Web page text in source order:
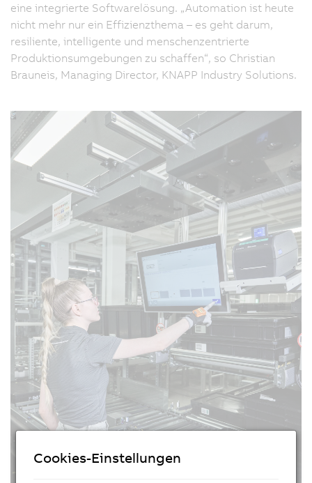
eine integrierte Softwarelösung. „Automation ist heute
nicht mehr nur ein Effizienzthema – es geht darum,
resiliente, intelligente und menschenzentrierte
Produktionsumgebungen zu schaffen“, so Christian
Brauneis, Managing Director, KNAPP Industry Solutions.
Cookies-Einstellungen